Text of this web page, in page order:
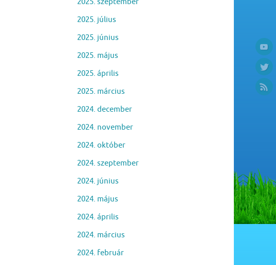
2025. július
2025. június
2025. május
2025. április
2025. március
2024. december
2024. november
2024. október
2024. szeptember
2024. június
2024. május
2024. április
2024. március
2024. február